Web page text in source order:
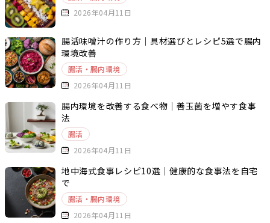
2026年04月11日
腸活味噌汁の作り方｜具材選びとレシピ5選で腸内
環境改善
腸活・腸内環境
2026年04月11日
腸内環境を改善する食べ物｜善玉菌を増やす食事
法
腸活
2026年04月11日
地中海式食事レシピ10選｜健康的な食事法を自宅
で
腸活・腸内環境
2026年04月11日